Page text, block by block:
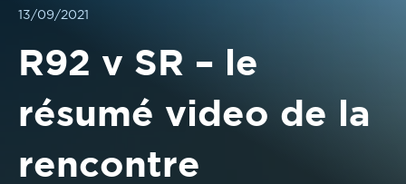
13/09/2021
R92 v SR – le
résumé video de la
rencontre